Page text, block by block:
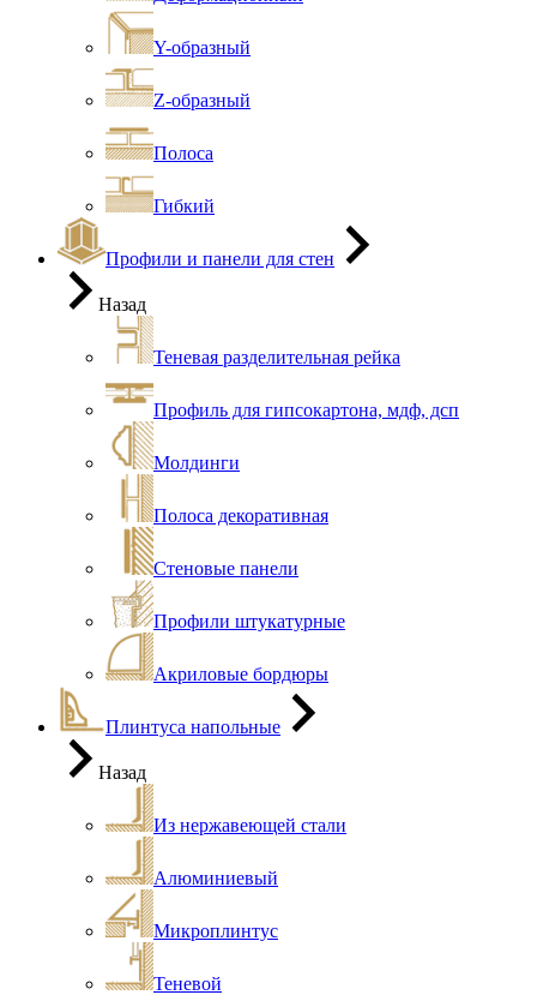
Y-образный
Z-образный
Полоса
Гибкий
Профили и панели для стен
Назад
Теневая разделительная рейка
Профиль для гипсокартона, мдф, дсп
Молдинги
Полоса декоративная
Стеновые панели
Профили штукатурные
Акриловые бордюры
Плинтуса напольные
Назад
Из нержавеющей стали
Алюминиевый
Микроплинтус
Теневой